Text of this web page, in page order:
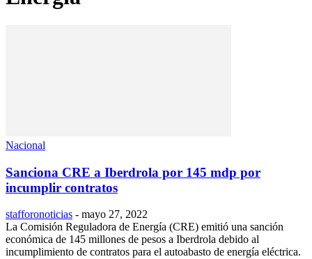
Nacional
Sanciona CRE a Iberdrola por 145 mdp por
incumplir contratos
stafforonoticias - mayo 27, 2022
La Comisión Reguladora de Energía (CRE) emitió una sanción
económica de 145 millones de pesos a Iberdrola debido al
incumplimiento de contratos para el autoabasto de energía eléctrica.